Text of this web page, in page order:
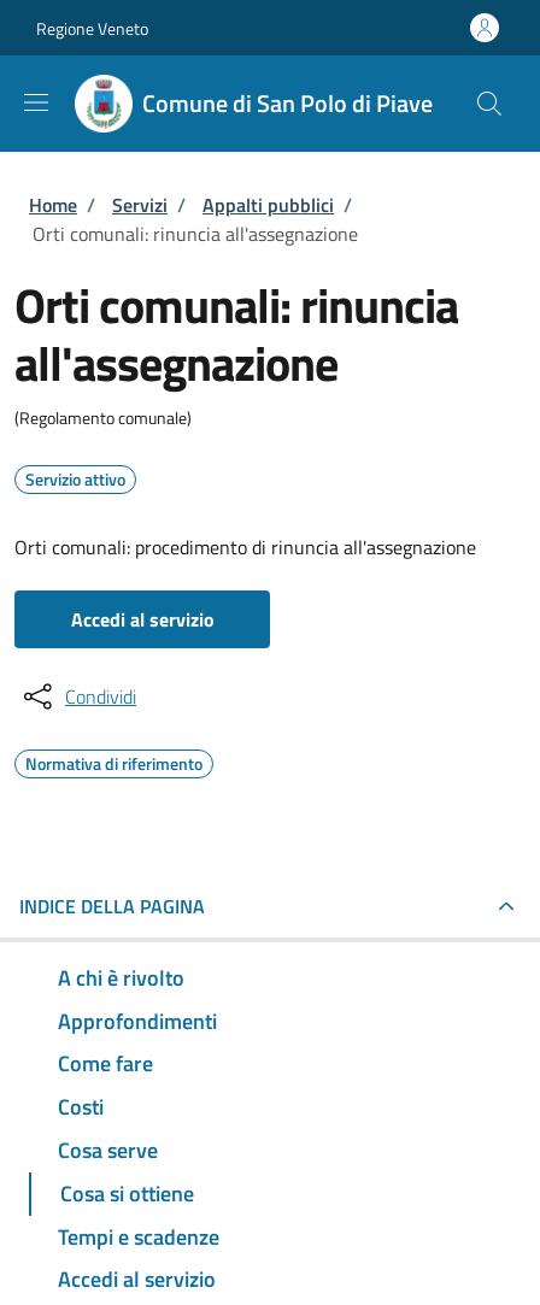
Regione Veneto
Comune di San Polo di Piave
Briciole di pane
Home / Servizi / Appalti pubblici /
Orti comunali: rinuncia all'assegnazione
Orti comunali: rinuncia
all'assegnazione
(Regolamento comunale)
Servizio attivo
Orti comunali: procedimento di rinuncia all'assegnazione
Accedi al servizio
Condividi
Normativa di riferimento
INDICE DELLA PAGINA
A chi è rivolto
Approfondimenti
Come fare
Costi
Cosa serve
Cosa si ottiene
Tempi e scadenze
Accedi al servizio